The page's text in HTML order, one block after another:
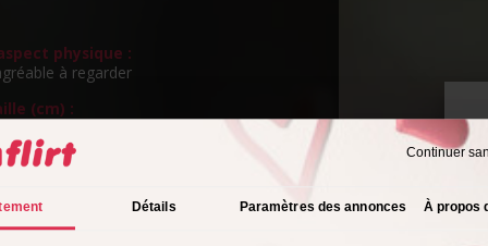
Continuer
Détails Paramètres des annonces À propos
physique :
à regarder
(cm) :
de cheveux :